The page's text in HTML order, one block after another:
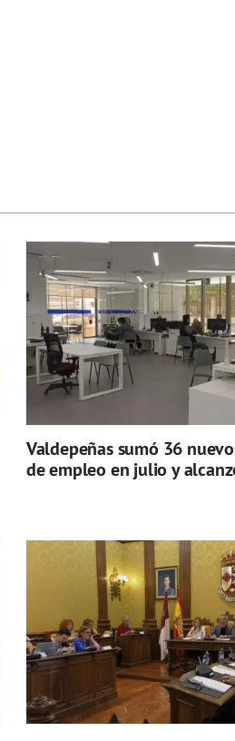
Valdepeñas sumó 36
de empleo en julio y